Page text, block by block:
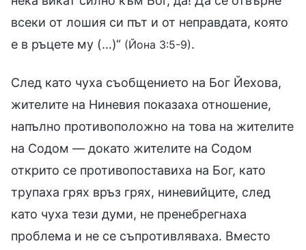
всеки от лошия си път и от неправдата, която
е в ръцете му (…)“ (Йона 3:5-9).
След като чуха съобщението на Бог Йехова,
жителите на Ниневия показаха отношение,
напълно противоположно на това на жителите
на Содом — докато жителите на Содом
открито се противопоставиха на Бог, като
трупаха грях връз грях, ниневийците, след
като чуха тези думи, не пренебрегнаха
проблема и не се съпротивляваха. Вместо